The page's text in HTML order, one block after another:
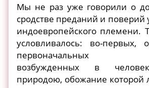
Мы не раз уже говорили о
сродстве преданий и поверий
индоевропейского племени.
условливалось: во-первых,
первоначальных
возбужденных в
природою, обожание которой